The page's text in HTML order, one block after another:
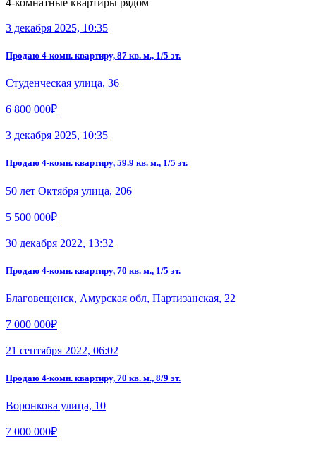
4-комнатные квартиры рядом
3 декабря 2025, 10:35
Продаю 4-комн. квартиру, 87 кв. м., 1/5 эт.
Студенческая улица, 36
6 800 000₽
3 декабря 2025, 10:35
Продаю 4-комн. квартиру, 59.9 кв. м., 1/5 эт.
50 лет Октября улица, 206
5 500 000₽
30 декабря 2022, 13:32
Продаю 4-комн. квартиру, 70 кв. м., 1/5 эт.
Благовещенск, Амурская обл, Партизанская, 22
7 000 000₽
21 сентября 2022, 06:02
Продаю 4-комн. квартиру, 70 кв. м., 8/9 эт.
Воронкова улица, 10
7 000 000₽